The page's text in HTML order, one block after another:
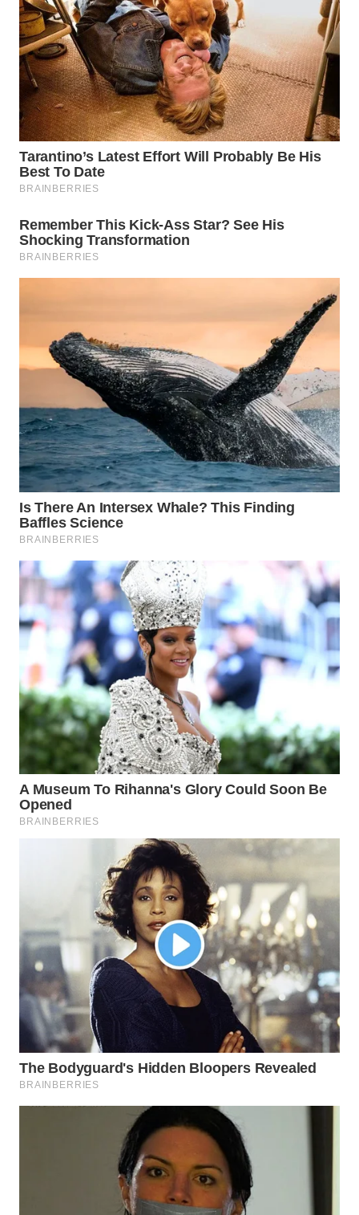
WN
BINJAI
WN
CIREBON
WN
INDRAMAYU
KUNINGAN
WN
MAJALENGKA
SUBANG
WN
PURWAKARTA
PRIANGAN
TIMUR
WN
SEMARANG
WN
WN
BOROBUDUR
WN
MADURA
WN
SURABAYA
WN
BINTAN
WN
MANDALIKA
WN
LIKUPANG
WN